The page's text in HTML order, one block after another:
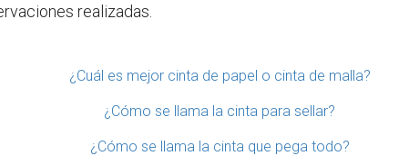
realizadas.
¿Cuál es mejor cinta de papel o cinta de malla?
¿Cómo se llama la cinta para sellar?
¿Cómo se llama la cinta que pega todo?